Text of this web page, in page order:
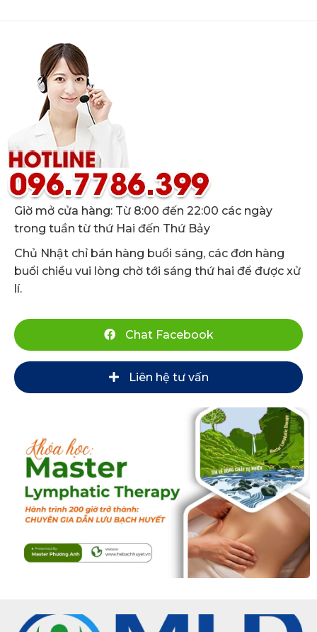
Giờ mở cửa hàng: Từ 8:00 đến 22:00 các ngày
trong tuần từ thứ Hai đến Thứ Bảy
Chủ Nhật chỉ bán hàng buổi sáng, các đơn hàng
buổi chiều vui lòng chờ tới sáng thứ hai để được xử
lí.
Chat Facebook
Liên hệ tư vấn